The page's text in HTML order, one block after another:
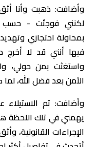
وأضافت: ذهبت وأنا
لكنني فوجئت - حسب
بمحاولة احتجازي
فيها أنني قد لا
واستغثت بمن حولي،
الأمن بعد فضل الله،
وأضافت: تم
يهمني في تلك اللحظة
الإجراءات القانونية،